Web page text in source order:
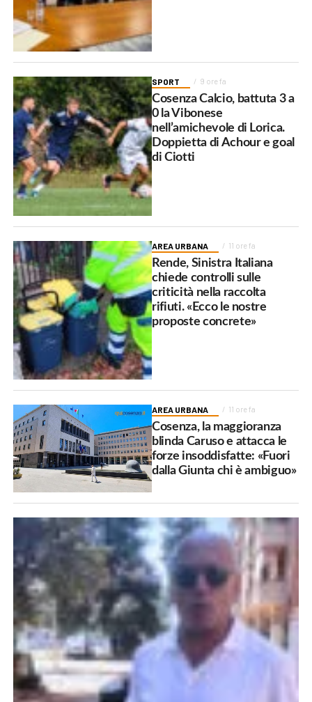
SPORT 9 ore fa
Cosenza Calcio, battuta 3 a
0 la Vibonese
nell’amichevole di Lorica.
Doppietta di Achour e goal
di Ciotti
AREA URBANA 11 ore fa
Rende, Sinistra Italiana
chiede controlli sulle
criticità nella raccolta
rifiuti. «Ecco le nostre
proposte concrete»
AREA URBANA 11 ore fa
Cosenza, la maggioranza
blinda Caruso e attacca le
forze insoddisfatte: «Fuori
dalla Giunta chi è ambiguo»